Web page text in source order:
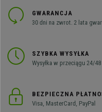
GWARANCJA
30 dni na zwrot. 2 lata
SZYBKA WYSYŁKA
Wysyłka w przeciągu 24/
BEZPIECZNA
Visa, MasterCard, PayPal